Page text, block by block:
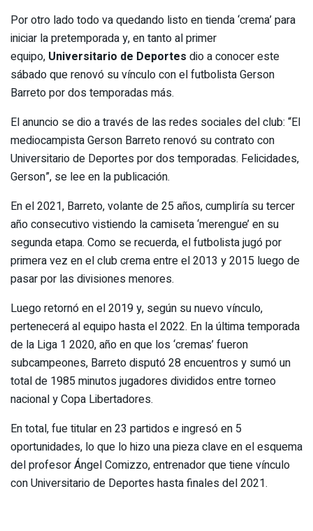
Por otro lado todo va quedando listo en tienda ‘crema’ para
iniciar la pretemporada y, en tanto al primer
equipo, Universitario de Deportes dio a conocer este
sábado que renovó su vínculo con el futbolista Gerson
Barreto por dos temporadas más.
El anuncio se dio a través de las redes sociales del club: “El
mediocampista Gerson Barreto renovó su contrato con
Universitario de Deportes por dos temporadas. Felicidades,
Gerson”, se lee en la publicación.
En el 2021, Barreto, volante de 25 años, cumpliría su tercer
año consecutivo vistiendo la camiseta ‘merengue’ en su
segunda etapa. Como se recuerda, el futbolista jugó por
primera vez en el club crema entre el 2013 y 2015 luego de
pasar por las divisiones menores.
Luego retornó en el 2019 y, según su nuevo vínculo,
pertenecerá al equipo hasta el 2022. En la última temporada
de la Liga 1 2020, año en que los ‘cremas’ fueron
subcampeones, Barreto disputó 28 encuentros y sumó un
total de 1985 minutos jugadores divididos entre torneo
nacional y Copa Libertadores.
En total, fue titular en 23 partidos e ingresó en 5
oportunidades, lo que lo hizo una pieza clave en el esquema
del profesor Ángel Comizzo, entrenador que tiene vínculo
con Universitario de Deportes hasta finales del 2021.